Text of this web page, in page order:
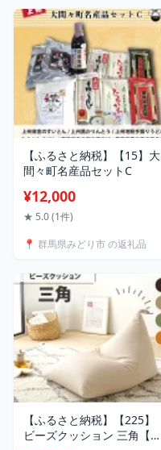
【ふるさと納税】【15】大
間々町名産品セットC
¥12,000
★ 5.0 (1件)
📍 群馬県みどり市 の返礼品
【ふるさと納税】【225】
ビーズクッション 三角【配